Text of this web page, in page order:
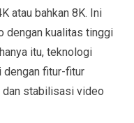
atau bahkan 8K. Ini
dengan kualitas tinggi
itu, teknologi
dengan fitur-fitur
stabilisasi video